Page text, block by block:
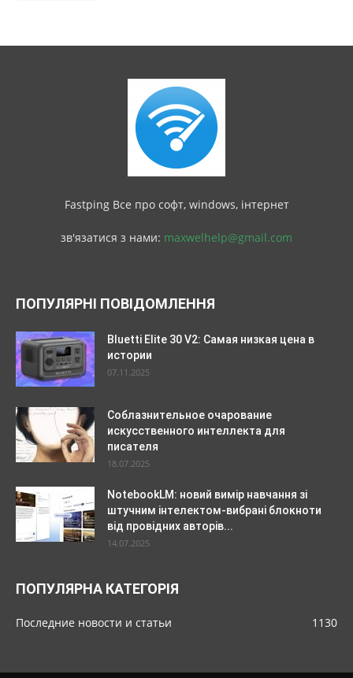
Fastping Все про софт, windows, інтернет
зв'язатися з нами: maxwelhelp@gmail.com
ПОПУЛЯРНІ ПОВІДОМЛЕННЯ
Bluetti Elite 30 V2: Самая низкая цена в
истории
07.11.2025
Соблазнительное очарование
искусственного интеллекта для
писателя
18.07.2025
NotebookLM: новий вимір навчання зі
штучним інтелектом-вибрані блокноти
від провідних авторів...
14.07.2025
ПОПУЛЯРНА КАТЕГОРІЯ
Последние новости и статьи 1130